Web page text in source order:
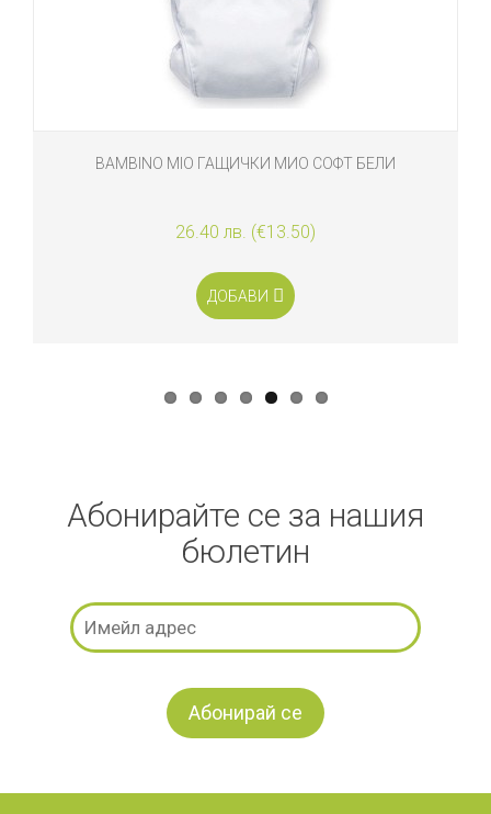
BAMBINO MIO ГАЩИЧКИ МИО СОФТ БЕЛИ
26.40 лв. (€13.50)
ДОБАВИ
Абонирайте се за нашия
бюлетин